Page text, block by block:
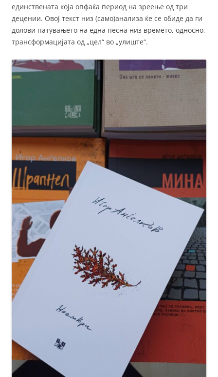
единствената која опфаќа период на зреење од три
децении. Овој текст низ (само)анализа ќе се обиде да ги
долови патувањето на една песна низ времето, односно,
трансформацијата од „цел“ во „улиште“.